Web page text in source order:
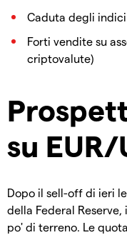
Caduta degli
Forti vendite su
criptovalute)
su EUR/
Dopo il sell-off di ieri
della Federal
po' di terreno. Le